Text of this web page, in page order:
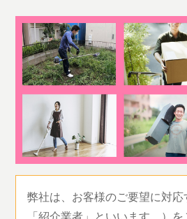
弊社は、お客様のご要望に対応